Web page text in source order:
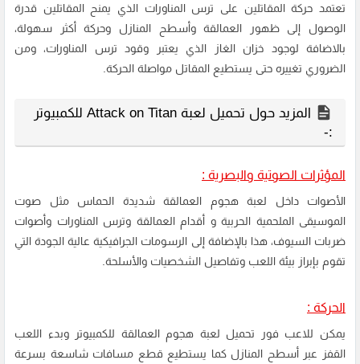
تعتمد حركة المقاتلين على ترس المناورات الذي يمنح المقاتلين قدرة
الوصول إلى ظهور العمالقة وأسطح المنازل وحركة أكثر سهولة،
بالاضافة لوجود خزان الغاز الذي يعتبر وقود ترس المناورات، ومن
الضروري تغييره حتى يستطيع المقاتل مواصلة الحركة.
المزيد حول تحميل لعبة Attack on Titan للكمبيوتر
:-
المؤثرات الصوتية والبصرية :
الأصوات داخل لعبة هجوم العمالقة شديدة الحماس مثل صوت
الموسيقى الملحمية الحربية و أقدام العمالقة وترس المناورات وأصوات
ضربات السيوف، هذا بالإضافة إلى الرسومات الجرافيكية عالية الجودة التي
تقوم بإبراز بيئة اللعب وتفاصيل الشخصيات والأسلحة.
الحركة :
يمكن للاعب فور تحميل لعبة هجوم العمالقة للكمبيوتر وبدء اللعب
القفز عبر أسطح المنازل كما يستطيع قطع مسافات شاسعة بسرعة